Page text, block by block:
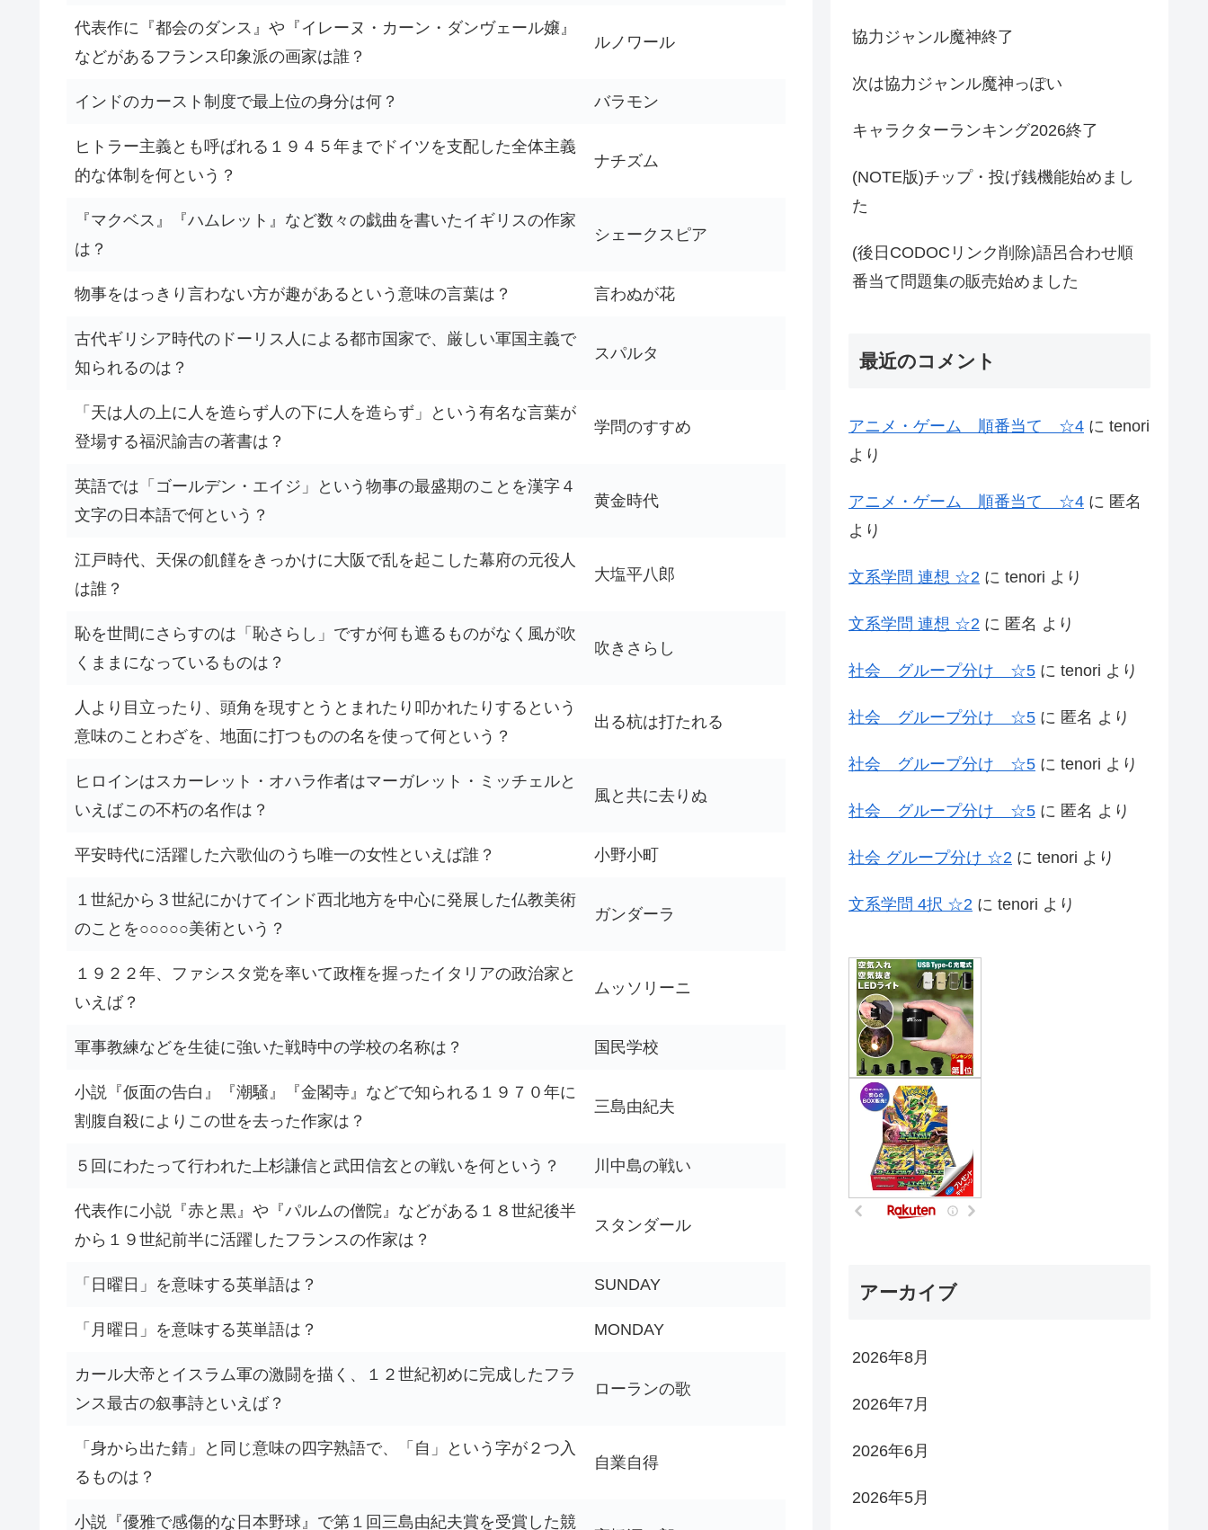
代表作に『都会のダンス』や『イレーヌ・カーン・ダンヴェール嬢』
などがあるフランス印象派の画家は誰？
ルノワール
インドのカースト制度で最上位の身分は何？ バラモン
ヒトラー主義とも呼ばれる１９４５年までドイツを支配した全体主義
的な体制を何という？
ナチズム
『マクベス』『ハムレット』など数々の戯曲を書いたイギリスの作家
は？
シェークスピア
物事をはっきり言わない方が趣があるという意味の言葉は？ 言わぬが花
古代ギリシア時代のドーリス人による都市国家で、厳しい軍国主義で
知られるのは？
スパルタ
「天は人の上に人を造らず人の下に人を造らず」という有名な言葉が
登場する福沢諭吉の著書は？
学問のすすめ
英語では「ゴールデン・エイジ」という物事の最盛期のことを漢字４
文字の日本語で何という？
黄金時代
江戸時代、天保の飢饉をきっかけに大阪で乱を起こした幕府の元役人
は誰？
大塩平八郎
恥を世間にさらすのは「恥さらし」ですが何も遮るものがなく風が吹
くままになっているものは？
吹きさらし
人より目立ったり、頭角を現すとうとまれたり叩かれたりするという
意味のことわざを、地面に打つものの名を使って何という？
出る杭は打たれる
ヒロインはスカーレット・オハラ作者はマーガレット・ミッチェルと
いえばこの不朽の名作は？
風と共に去りぬ
平安時代に活躍した六歌仙のうち唯一の女性といえば誰？ 小野小町
１世紀から３世紀にかけてインド西北地方を中心に発展した仏教美術
のことを○○○○○美術という？
ガンダーラ
１９２２年、ファシスタ党を率いて政権を握ったイタリアの政治家と
いえば？
ムッソリーニ
軍事教練などを生徒に強いた戦時中の学校の名称は？ 国民学校
小説『仮面の告白』『潮騒』『金閣寺』などで知られる１９７０年に
割腹自殺によりこの世を去った作家は？
三島由紀夫
５回にわたって行われた上杉謙信と武田信玄との戦いを何という？ 川中島の戦い
代表作に小説『赤と黒』や『パルムの僧院』などがある１８世紀後半
から１９世紀前半に活躍したフランスの作家は？
スタンダール
「日曜日」を意味する英単語は？ SUNDAY
「月曜日」を意味する英単語は？ MONDAY
カール大帝とイスラム軍の激闘を描く、１２世紀初めに完成したフラ
ンス最古の叙事詩といえば？
ローランの歌
「身から出た錆」と同じ意味の四字熟語で、「自」という字が２つ入
るものは？
自業自得
小説『優雅で感傷的な日本野球』で第１回三島由紀夫賞を受賞した競
協力ジャンル魔神終了
次は協力ジャンル魔神っぽい
キャラクターランキング2026終了
(NOTE版)チップ・投げ銭機能始めまし
た
(後日CODOCリンク削除)語呂合わせ順
番当て問題集の販売始めました
最近のコメント
アニメ・ゲーム 順番当て ☆4 に tenori
より
アニメ・ゲーム 順番当て ☆4 に 匿名
より
文系学問 連想 ☆2 に tenori より
文系学問 連想 ☆2 に 匿名 より
社会 グループ分け ☆5 に tenori より
社会 グループ分け ☆5 に 匿名 より
社会 グループ分け ☆5 に tenori より
社会 グループ分け ☆5 に 匿名 より
社会 グループ分け ☆2 に tenori より
文系学問 4択 ☆2 に tenori より
アーカイブ
2026年8月
2026年7月
2026年6月
2026年5月